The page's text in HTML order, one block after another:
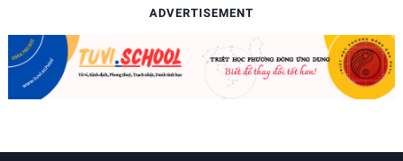
ADVERTISEMENT